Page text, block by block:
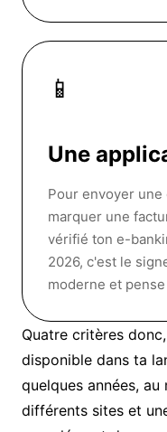
📱
Une
Pour envoyer
marquer une
vérifié ton e-
2026, c'est le
moderne et
Quatre critères
disponible dans ta
quelques années,
différents sites et